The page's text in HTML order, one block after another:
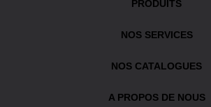
PRODUITS
NOS SERVICES
NOS CATALOGUES
A PROPOS DE NOUS